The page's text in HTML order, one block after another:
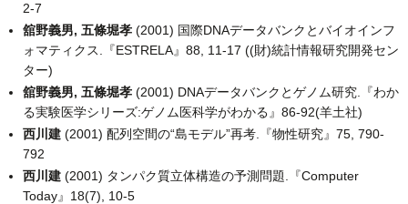
2-7
舘野義男, 五條堀孝 (2001) 国際DNAデータバンクとバイオインフ
ォマティクス.『ESTRELA』88, 11-17 ((財)統計情報研究開発セン
ター)
舘野義男, 五條堀孝 (2001) DNAデータバンクとゲノム研究.『わか
る実験医学シリーズ:ゲノム医科学がわかる』86-92(羊土社)
西川建 (2001) 配列空間の“島モデル”再考.『物性研究』75, 790-
792
西川建 (2001) タンパク質立体構造の予測問題.『Computer
Today』18(7), 10-5